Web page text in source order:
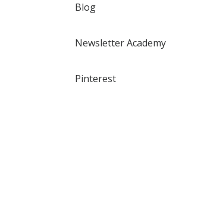
Blog
Newsletter Academy
Pinterest